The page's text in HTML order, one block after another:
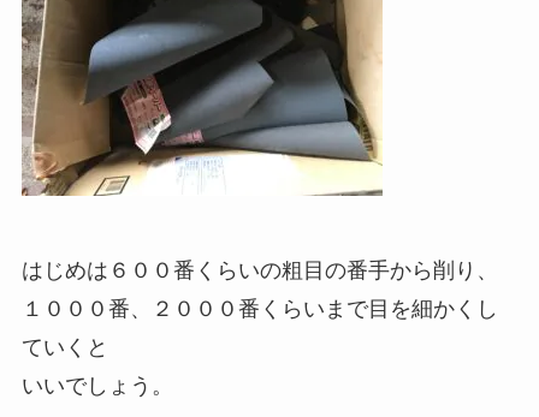
はじめは６００番くらいの粗目の番手から削り、
１０００番、２０００番くらいまで目を細かくし
ていくと
いいでしょう。